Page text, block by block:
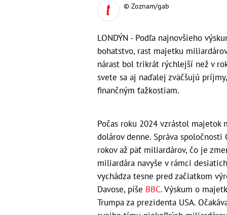
© Zoznam/gab
LONDÝN - Podľa najnovšieho
bohatstvo, rast majetku
nárast bol trikrát rýchlejší než v
svete sa aj naďalej zväčšujú
finančným ťažkostiam.
Počas roku 2024 vzrástol
dolárov denne. Správa
rokov až päť miliardárov, čo je
miliardára navyše v rámci desiatich
vychádza tesne pred začiatkom
Davose, píše BBC. Výskum o
Trumpa za prezidenta USA.